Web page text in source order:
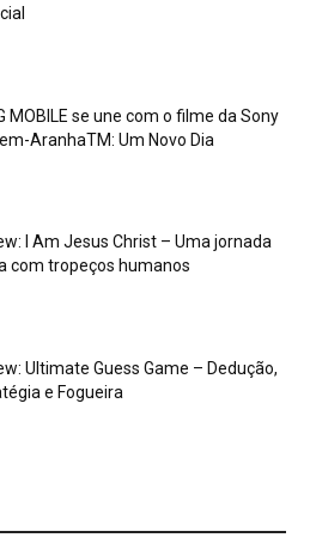
MOBILE se une com o filme da Sony
AranhaTM: Um Novo Dia
I Am Jesus Christ – Uma jornada
com tropeços humanos
Ultimate Guess Game – Dedução,
e Fogueira